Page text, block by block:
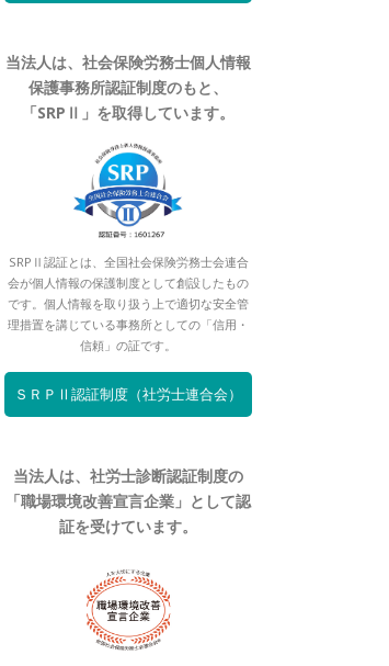
当法人は、社会保険労務士個人情報
保護事務所認証制度のもと、
「SRPⅡ」を取得しています。
SRPⅡ認証とは、全国社会保険労務士会連合
会が個人情報の保護制度として創設したもの
です。個人情報を取り扱う上で適切な安全管
理措置を講じている事務所としての「信用・
信頼」の証です。
ＳＲＰⅡ認証制度（社労士連合会）
当法人は、社労士診断認証制度の
「職場環境改善宣言企業」として認
証を受けています。